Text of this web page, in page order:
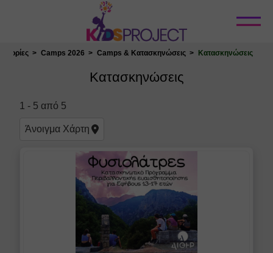
Κλείσιμο
Camps 2026 Camps & Κατασκηνώσεις Κατασκηνώσεις
Κατασκηνώσεις
1 - 5 από 5
Άνοιγμα Χάρτη